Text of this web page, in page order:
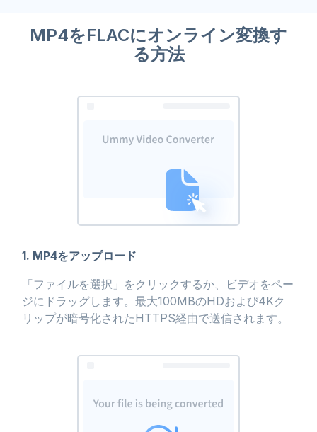
MP4をFLACにオンライン変換す
る方法
1. MP4をアップロード
「ファイルを選択」をクリックするか、ビデオをペー
ジにドラッグします。最大100MBのHDおよび4Kク
リップが暗号化されたHTTPS経由で送信されます。